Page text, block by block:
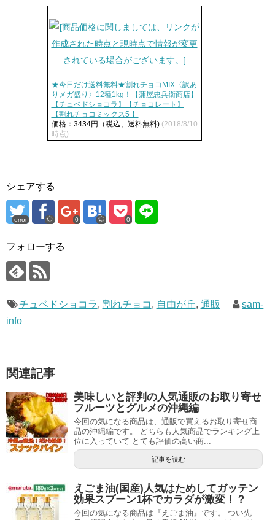
★今日だけ送料無料★割れチョコMIX〈訳あ
りメガ盛り〉12種1kg！【蒲屋忠兵衛商店】
【チュベドショコラ】【チョコレート】
【割れチョコミックス5 】
価格：3434円（税込、送料無料) (2018/8/10
時点)
シェアする
error 0 0
フォローする
チュベドショコラ, 割れチョコ , 自由が丘, 通販
sam-
info
関連記事
美味しいと評判の人気通販のお取り寄せ
フルーツとグルメの沖縄編
今回の気になる商品は、通販で買えるお取り寄せ商
品の沖縄編です。 どちらも人気商品でランキング上
位に入っていて とても評価の高い商...
記事を読む
えごま油(国産)人気はためしてガッテン
効果スプーン1杯でカラダが激変！？
今回の気になる商品は『えごま油』です。 つい先